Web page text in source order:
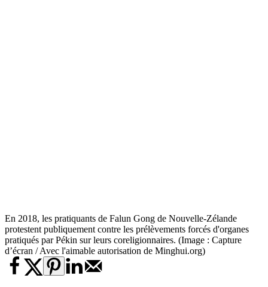
En 2018, les pratiquants de Falun Gong de Nouvelle-Zélande
protestent publiquement contre les prélèvements forcés d'organes
pratiqués par Pékin sur leurs coreligionnaires. (Image : Capture
d’écran / Avec l'aimable autorisation de Minghui.org)